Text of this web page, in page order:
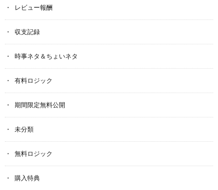
レビュー報酬
収支記録
時事ネタ＆ちょいネタ
有料ロジック
期間限定無料公開
未分類
無料ロジック
購入特典